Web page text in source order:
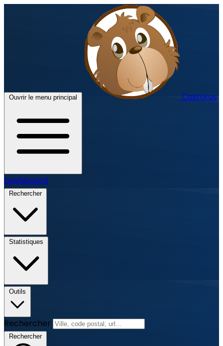
Ouvrir le menu principal Castorus
Dashboard
Rechercher
Statistiques
Outils
Rechercher
Rechercher